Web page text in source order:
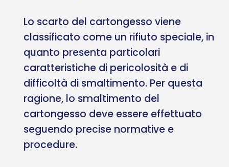
Lo scarto del cartongesso viene
classificato come un rifiuto speciale, in
quanto presenta particolari
caratteristiche di pericolosità e di
difficoltà di smaltimento. Per questa
ragione, lo smaltimento del
cartongesso deve essere effettuato
seguendo precise normative e
procedure.